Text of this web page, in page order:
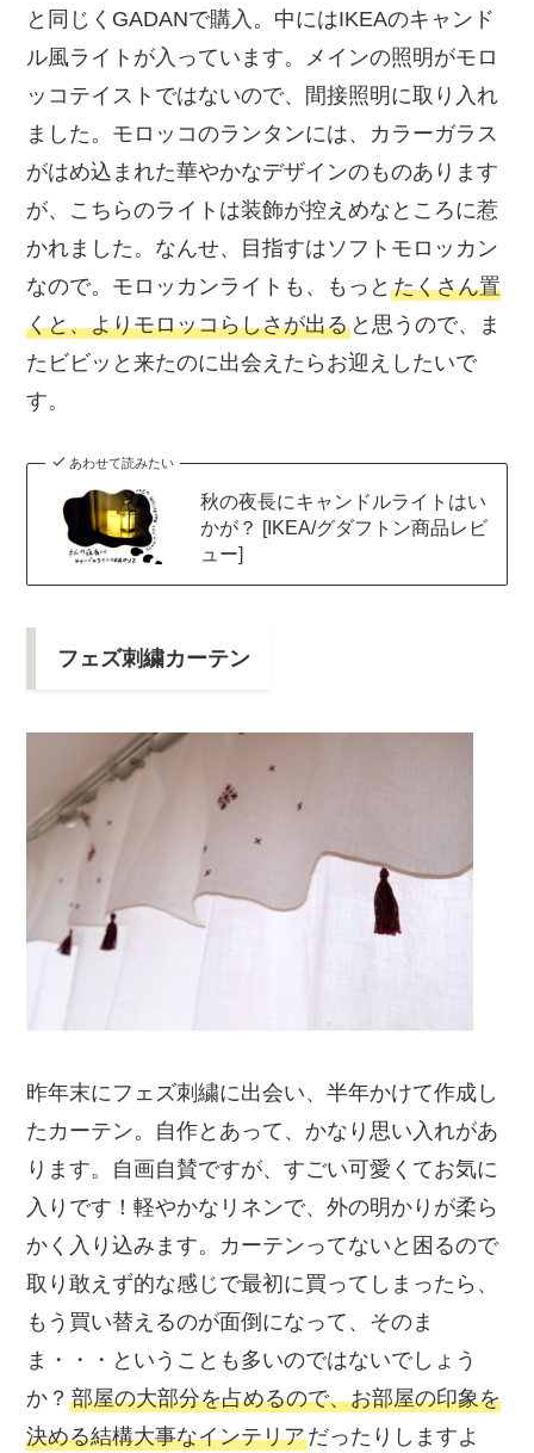
と同じくGADANで購入。中にはIKEAのキャンド
ル風ライトが入っています。メインの照明がモロ
ッコテイストではないので、間接照明に取り入れ
ました。モロッコのランタンには、カラーガラス
がはめ込まれた華やかなデザインのものあります
が、こちらのライトは装飾が控えめなところに惹
かれました。なんせ、目指すはソフトモロッカン
なので。モロッカンライトも、もっとたくさん置
くと、よりモロッコらしさが出る と思うので、ま
たビビッと来たのに出会えたらお迎えしたいで
す。
あわせて読みたい
秋の夜長にキャンドルライトはい
かが？ [IKEA/グダフトン商品レビ
ュー]
フェズ刺繍カーテン
昨年末にフェズ刺繍に出会い、半年かけて作成し
たカーテン。自作とあって、かなり思い入れがあ
ります。自画自賛ですが、すごい可愛くてお気に
入りです！軽やかなリネンで、外の明かりが柔ら
かく入り込みます。カーテンってないと困るので
取り敢えず的な感じで最初に買ってしまったら、
もう買い替えるのが面倒になって、そのま
ま・・・ということも多いのではないでしょう
か？部屋の大部分を占めるので、お部屋の印象を
決める結構大事なインテリアだったりしますよ